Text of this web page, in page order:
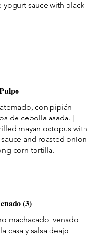
yogurt sauce with black
con pipián
de cebolla asada. |
mayan octopus with
and roasted onion
(3)
machacado, venado
casa y salsa deajo